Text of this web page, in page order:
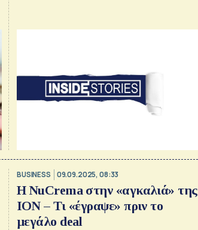
BUSINESS 09.09.2025, 08:33
Η NuCrema στην «αγκαλιά» της
ΙΟΝ – Τι «έγραψε» πριν το
μεγάλο deal